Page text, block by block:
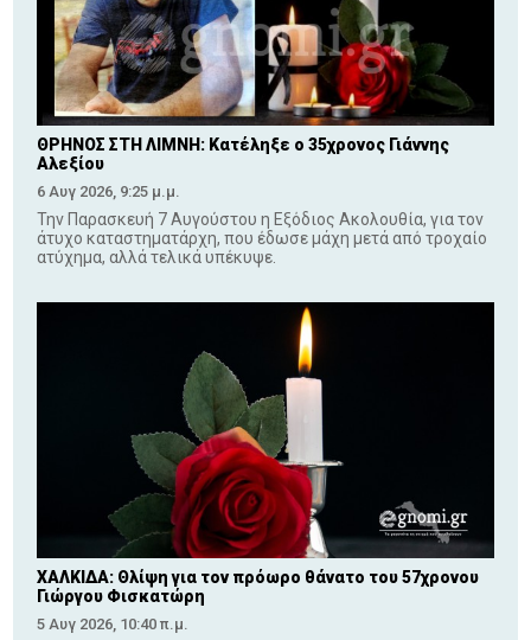
ΘΡΗΝΟΣ ΣΤΗ ΛΙΜΝΗ: Κατέληξε ο 35χρονος Γιάννης
Αλεξίου
6 Αυγ 2026, 9:25 μ.μ.
Την Παρασκευή 7 Αυγούστου η Εξόδιος Ακολουθία, για τον
άτυχο καταστηματάρχη, που έδωσε μάχη μετά από τροχαίο
ατύχημα, αλλά τελικά υπέκυψε.
ΧΑΛΚΙΔΑ: Θλίψη για τον πρόωρο θάνατο του 57χρονου
Γιώργου Φισκατώρη
5 Αυγ 2026, 10:40 π.μ.